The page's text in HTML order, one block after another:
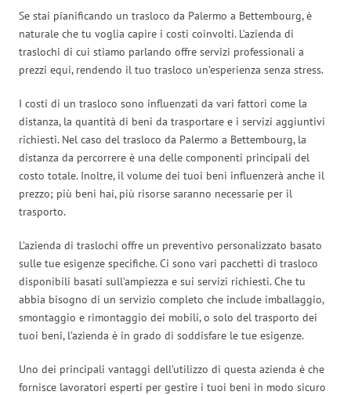
Se stai pianificando un trasloco da Palermo a Bettembourg, è
naturale che tu voglia capire i costi coinvolti. L’azienda di
traslochi di cui stiamo parlando offre servizi professionali a
prezzi equi, rendendo il tuo trasloco un’esperienza senza stress.
I costi di un trasloco sono influenzati da vari fattori come la
distanza, la quantità di beni da trasportare e i servizi aggiuntivi
richiesti. Nel caso del trasloco da Palermo a Bettembourg, la
distanza da percorrere è una delle componenti principali del
costo totale. Inoltre, il volume dei tuoi beni influenzerà anche il
prezzo; più beni hai, più risorse saranno necessarie per il
trasporto.
L’azienda di traslochi offre un preventivo personalizzato basato
sulle tue esigenze specifiche. Ci sono vari pacchetti di trasloco
disponibili basati sull’ampiezza e sui servizi richiesti. Che tu
abbia bisogno di un servizio completo che include imballaggio,
smontaggio e rimontaggio dei mobili, o solo del trasporto dei
tuoi beni, l’azienda è in grado di soddisfare le tue esigenze.
Uno dei principali vantaggi dell’utilizzo di questa azienda è che
fornisce lavoratori esperti per gestire i tuoi beni in modo sicuro